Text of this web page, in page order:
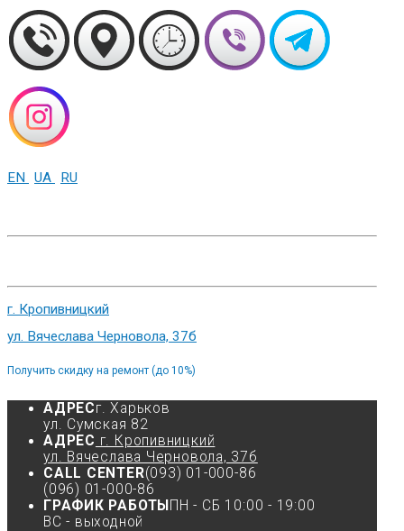
EN UA RU
г. Кропивницкий
ул. Вячеслава Черновола, 37б
Получить скидку на ремонт (до 10%)
АДРЕСг. Харьков
ул. Сумская 82
АДРЕС г. Кропивницкий
ул. Вячеслава Черновола, 37б
CALL CENTER(093) 01-000-86
(096) 01-000-86
ГРАФИК РАБОТЫ ПН - СБ 10:00 - 19:00
ВС - выходной